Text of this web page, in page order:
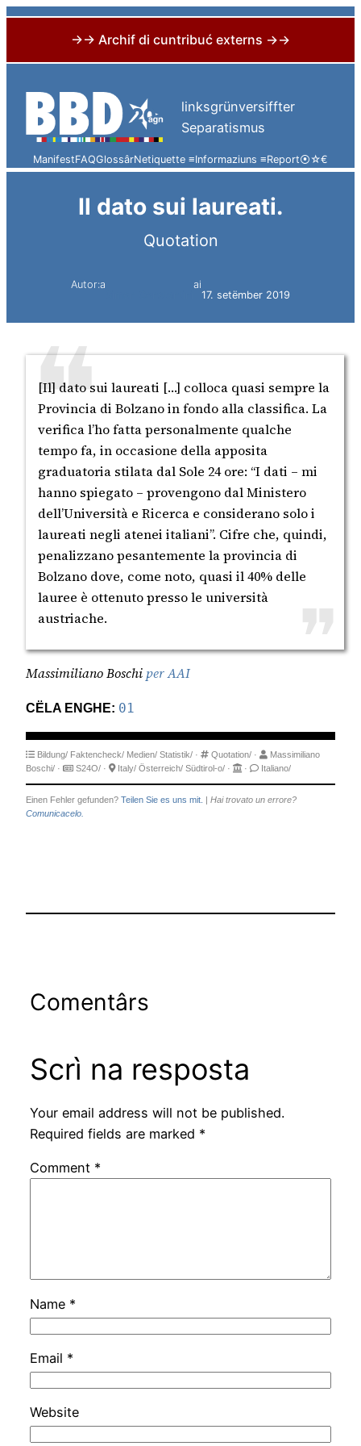
→→ Archif di cuntribuć externs →→
content
linksgrünversiffter
Separatismus
ManifestFAQGlossârNetiquette ≡Informaziuns ≡Report⦿☆€
Il dato sui laureati.
Quotation
Autor:a
ai
17. setëmber 2019
[Il] dato sui laureati […] colloca quasi sempre la
Provincia di Bolzano in fondo alla classifica. La
verifica l’ho fatta personalmente qualche
tempo fa, in occasione della apposita
graduatoria stilata dal Sole 24 ore: “I dati – mi
hanno spiegato – provengono dal Ministero
dell’Università e Ricerca e considerano solo i
laureati negli atenei italiani”. Cifre che, quindi,
penalizzano pesantemente la provincia di
Bolzano dove, come noto, quasi il 40% delle
lauree è ottenuto presso le università
austriache.
Massimiliano Boschi per AAI
CËLA ENGHE: 01
Bildung/ Faktencheck/ Medien/ Statistik/ · Quotation/ ·
Massimiliano
Boschi/ · S24O/ · Italy/ Österreich/ Südtirol-o/ · · Italiano/
Einen Fehler gefunden? Teilen Sie es uns mit. | Hai trovato un errore?
Comunicacelo.
Comentârs
Scrì na resposta
Your email address will not be published.
Required fields are marked *
Comment *
Name *
Email *
Website